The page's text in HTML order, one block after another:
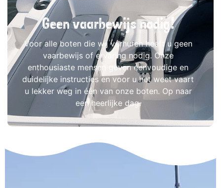
Geen vaarbewijs nodig!
Voor alle boten die wij verhuren heeft u geen
vaarbewijs of ervaring nodig. Onze
enthousiaste mensen geven eenvoudige en
duidelijke instructies en voor u het weet vaart
u lekker weg in één van onze boten. Op naar
een heerlijke dag.